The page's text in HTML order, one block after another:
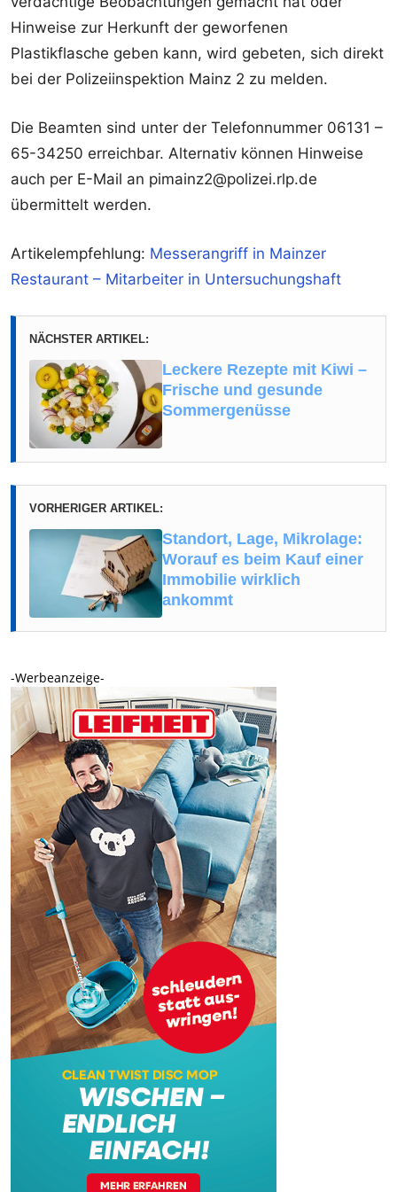
Hinweise zur Herkunft der geworfenen
Plastikflasche geben kann, wird gebeten, sich direkt
bei der Polizeiinspektion Mainz 2 zu melden.
Die Beamten sind unter der Telefonnummer 06131 –
65-34250 erreichbar. Alternativ können Hinweise
auch per E-Mail an pimainz2@polizei.rlp.de
übermittelt werden.
Artikelempfehlung: Messerangriff in Mainzer
Restaurant – Mitarbeiter in Untersuchungshaft
NÄCHSTER ARTIKEL:
Leckere Rezepte mit Kiwi –
Frische und gesunde
Sommergenüsse
VORHERIGER ARTIKEL:
Standort, Lage, Mikrolage:
Worauf es beim Kauf einer
Immobilie wirklich
ankommt
-Werbeanzeige-